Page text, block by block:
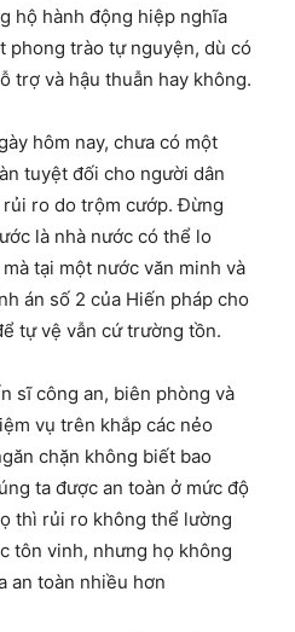
hộ hành động hiệp nghĩa
phong trào tự nguyện, dù có
trợ và hậu thuẫn hay không.
hôm nay, chưa có một
tuyệt đối cho người dân
ro do trộm cướp. Đừng
là nhà nước có thể lo
tại một nước văn minh và
án số 2 của Hiến pháp cho
tự vệ vẫn cứ trường tồn.
sĩ công an, biên phòng và
vụ trên khắp các nẻo
chặn không biết bao
ta được an toàn ở mức độ
thì rủi ro không thể lường
tôn vinh, nhưng họ không
an toàn nhiều hơn